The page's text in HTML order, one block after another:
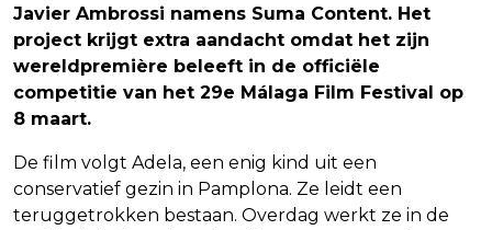
Javier Ambrossi namens Suma Content. Het
project krijgt extra aandacht omdat het zijn
wereldpremière beleeft in de officiële
competitie van het 29e Málaga Film Festival op
8 maart.
De film volgt Adela, een enig kind uit een
conservatief gezin in Pamplona. Ze leidt een
teruggetrokken bestaan. Overdag werkt ze in de